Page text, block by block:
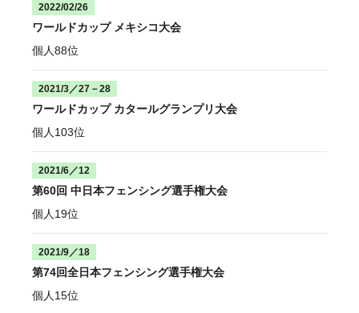
2022/02/26
ワールドカップ メキシコ⼤会
個人88位
2021/3／27－28
ワールドカップ カタールグランプリ大会
個人103位
2021/6／12
第60回 中⽇本フェンシング選⼿権⼤会
個人19位
2021/9／18
第74回全日本フェンシング選手権大会
個人15位